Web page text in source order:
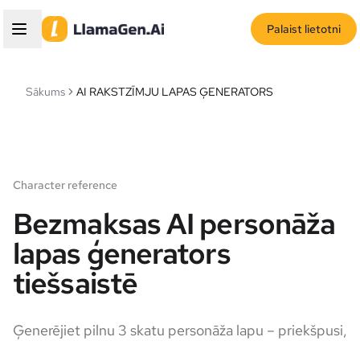
Palaist lietotni
Sākums AI RAKSTZĪMJU LAPAS ĢENERATORS
Character reference
Bezmaksas AI personāža
lapas ģenerators
tiešsaistē
Ģenerējiet pilnu 3 skatu personāža lapu – priekšpusi,